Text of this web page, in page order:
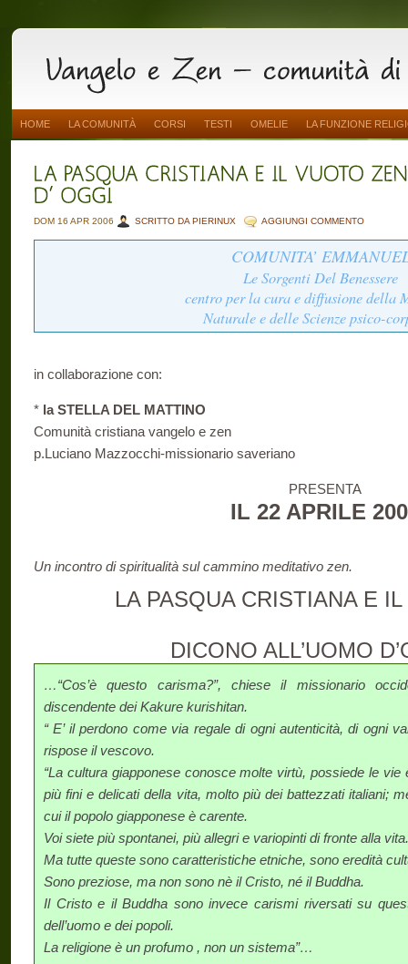
HOME LA COMUNITÀ CORSI TESTI OMELIE LA FUNZIONE
DOM 16 APR 2006 SCRITTO DA PIERINUX AGGIUNGI COMMENTO
COMUNITA’
Le Sorgenti Del Benessere
centro per la cura e diffusione della
Naturale e delle Scienze psico-
in collaborazione con:
* la STELLA DEL MATTINO
Comunità cristiana vangelo e zen
p.Luciano Mazzocchi-missionario saveriano
PRESENTA
IL 22 APRILE
Un incontro di spiritualità sul cammino meditativo zen.
LA PASQUA CRISTIANA E
DICONO ALL’UOMO
…“Cos’è questo carisma?”, chiese il missionario
discendente dei Kakure kurishitan.
“ E’ il perdono come via regale di ogni autenticità, di ogni
rispose il vescovo.
“La cultura giapponese conosce molte virtù, possiede le
più fini e delicati della vita, molto più dei battezzati italiani;
cui il popolo giapponese è carente.
Voi siete più spontanei, più allegri e variopinti di fronte alla vita.
Ma tutte queste sono caratteristiche etniche, sono eredità
Sono preziose, ma non sono nè il Cristo, né il Buddha.
Il Cristo e il Buddha sono invece carismi riversati su
dell’uomo e dei popoli.
La religione è un profumo , non un sistema”…